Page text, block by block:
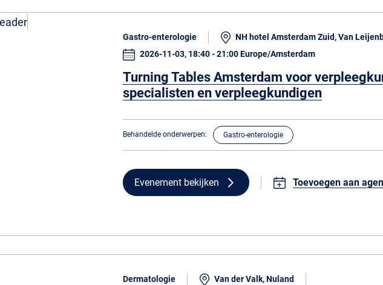
Gastro-enterologie
NH hotel Amsterdam Zuid, Van
2026-11-03, 18:40 - 21:00 Europe/Amsterdam
Turning Tables Amsterdam voor
specialisten en verpleegkundigen
Behandelde onderwerpen: Gastro-enterologie
Evenement bekijken Toevoegen aan
Dermatologie
Van der Valk, Nuland